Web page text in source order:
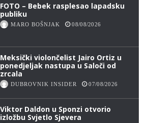
FOTO – Bebek rasplesao lapadsku
publiku
MARO BOŠNJAK 08/08/2026
Meksički violončelist Jairo Ortiz u
ponedjeljak nastupa u Saloči od
zrcala
DUBROVNIK INSIDER 07/08/2026
Viktor Daldon u Sponzi otvorio
izložbu Svjetlo Sjevera